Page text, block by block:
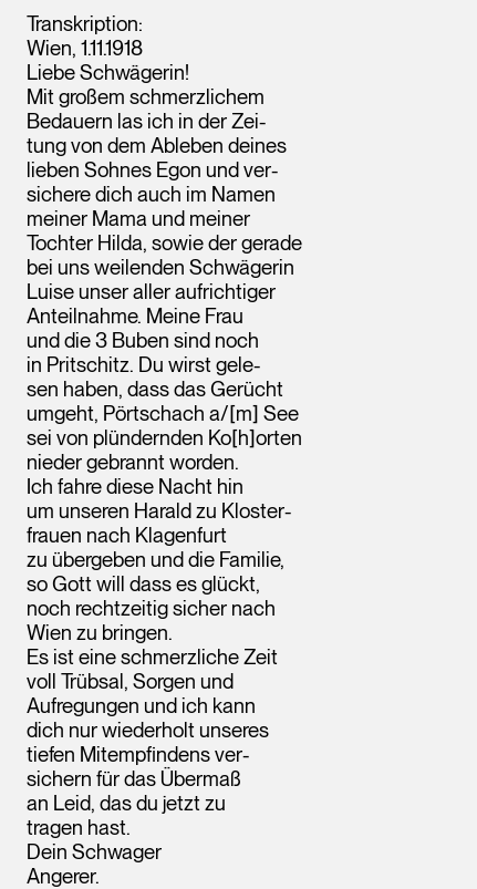
Leopold Museum,
Wien
Transkription:
Wien, 1.11.1918
Liebe Schwägerin!
Mit großem schmerzlichem
Bedauern las ich in der Zei-
tung von dem Ableben deines
lieben Sohnes Egon und ver-
sichere dich auch im Namen
meiner Mama und meiner
Tochter Hilda, sowie der gerade
bei uns weilenden Schwägerin
Luise unser aller aufrichtiger
Anteilnahme. Meine Frau
und die 3 Buben sind noch
in Pritschitz. Du wirst gele-
sen haben, dass das Gerücht
umgeht, Pörtschach a/[m] See
sei von plündernden Ko[h]orten
nieder gebrannt worden.
Ich fahre diese Nacht hin
um unseren Harald zu Kloster-
frauen nach Klagenfurt
zu übergeben und die Familie,
so Gott will dass es glückt,
noch rechtzeitig sicher nach
Wien zu bringen.
Es ist eine schmerzliche Zeit
voll Trübsal, Sorgen und
Aufregungen und ich kann
dich nur wiederholt unseres
tiefen Mitempfindens ver-
sichern für das Übermaß
an Leid, das du jetzt zu
tragen hast.
Dein Schwager
Angerer.